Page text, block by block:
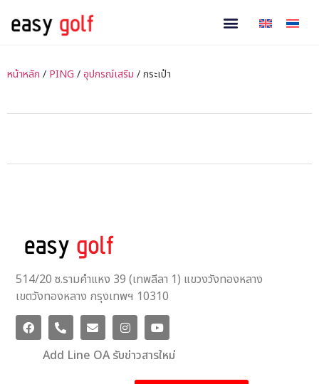
หน้าหลัก / PING /อุปกรณ์เสริม / กระเป๋า
514/20 ซ.รามคำแหง 39 (เทพลีลา 1) แขวงวังทองหลาง
เขตวังทองหลาง กรุงเทพฯ 10310
Add Line OA รับข่าวสารใหม่